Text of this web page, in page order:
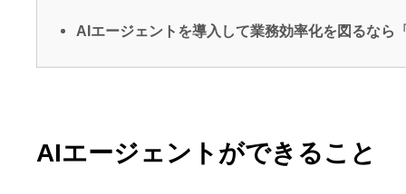
AIエージェントを導入して業務効率化を図るなら
AIエージェントができること